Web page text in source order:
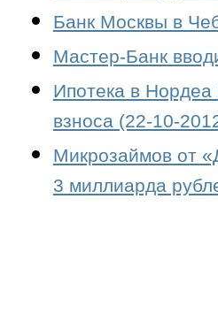
Банк Москвы в
Мастер-Банк
Ипотека в Нордеа
взноса (22-10-
Микрозаймов от
3 миллиарда